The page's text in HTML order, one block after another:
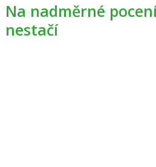
Na nadměrné pocení deodorant
nestačí